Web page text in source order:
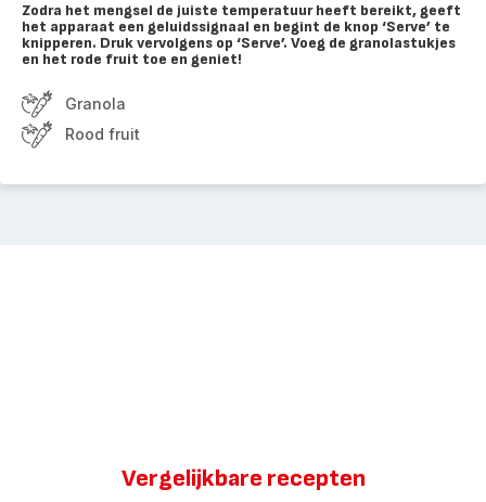
Zodra het mengsel de juiste temperatuur heeft bereikt, geeft
het apparaat een geluidssignaal en begint de knop ‘Serve’ te
knipperen. Druk vervolgens op ‘Serve’. Voeg de granolastukjes
en het rode fruit toe en geniet!
Granola
Rood fruit
Vergelijkbare recepten